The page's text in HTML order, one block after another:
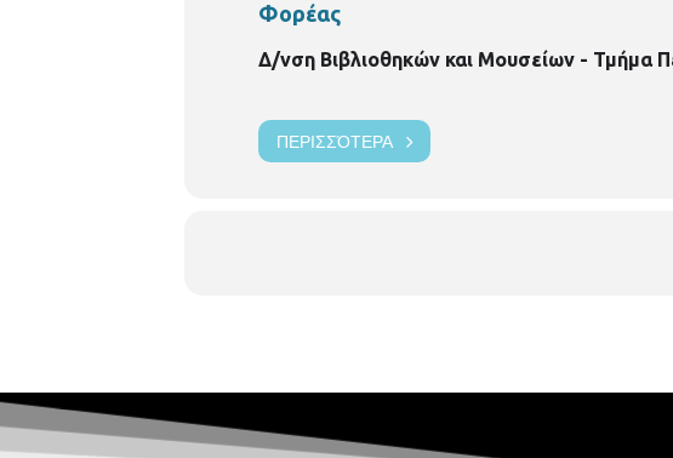
Φορέας
Δ/νση Βιβλιοθηκών και Μουσείων - Τμήμα
ΠΕΡΙΣΣΌΤΕΡΑ